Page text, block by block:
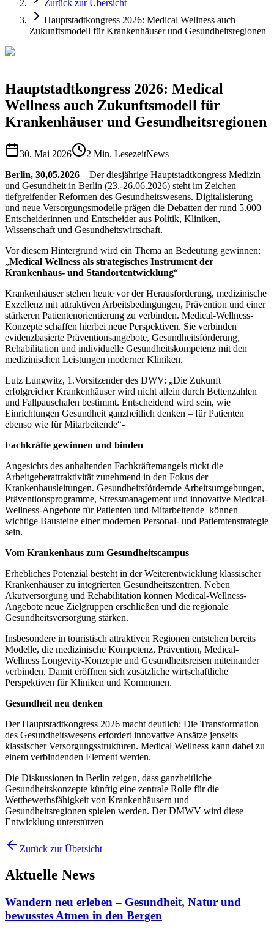
Zurück zur Übersicht
Hauptstadtkongress 2026: Medical Wellness auch
Zukunftsmodell für Krankenhäuser und Gesundheitsregionen
Hauptstadtkongress 2026: Medical
Wellness auch Zukunftsmodell für
Krankenhäuser und Gesundheitsregionen
30. Mai 2026 2 Min. LesezeitNews
Berlin, 30,05.2026 – Der diesjährige Hauptstadtkongress Medizin
und Gesundheit in Berlin (23.-26.06.2026) steht im Zeichen
tiefgreifender Reformen des Gesundheitswesens. Digitalisierung
und neue Versorgungsmodelle prägen die Debatten der rund 5.000
Entscheiderinnen und Entscheider aus Politik, Kliniken,
Wissenschaft und Gesundheitswirtschaft.
Vor diesem Hintergrund wird ein Thema an Bedeutung gewinnen:
„Medical Wellness als strategisches Instrument der
Krankenhaus- und Standortentwicklung“
Krankenhäuser stehen heute vor der Herausforderung, medizinische
Exzellenz mit attraktiven Arbeitsbedingungen, Prävention und einer
stärkeren Patientenorientierung zu verbinden. Medical-Wellness-
Konzepte schaffen hierbei neue Perspektiven. Sie verbinden
evidenzbasierte Präventionsangebote, Gesundheitsförderung,
Rehabilitation und individuelle Gesundheitskompetenz mit den
medizinischen Leistungen moderner Kliniken.
Lutz Lungwitz, 1.Vorsitzender des DWV: „Die Zukunft
erfolgreicher Krankenhäuser wird nicht allein durch Bettenzahlen
und Fallpauschalen bestimmt. Entscheidend wird sein, wie
Einrichtungen Gesundheit ganzheitlich denken – für Patienten
ebenso wie für Mitarbeitende“-
Fachkräfte gewinnen und binden
Angesichts des anhaltenden Fachkräftemangels rückt die
Arbeitgeberattraktivität zunehmend in den Fokus der
Krankenhausleitungen. Gesundheitsfördernde Arbeitsumgebungen,
Präventionsprogramme, Stressmanagement und innovative Medical-
Wellness-Angebote für Patienten und Mitarbeitende können
wichtige Bausteine einer modernen Personal- und Patiemtenstrategie
sein.
Vom Krankenhaus zum Gesundheitscampus
Erhebliches Potenzial besteht in der Weiterentwicklung klassischer
Krankenhäuser zu integrierten Gesundheitszentren. Neben
Akutversorgung und Rehabilitation können Medical-Wellness-
Angebote neue Zielgruppen erschließen und die regionale
Gesundheitsversorgung stärken.
Insbesondere in touristisch attraktiven Regionen entstehen bereits
Modelle, die medizinische Kompetenz, Prävention, Medical-
Wellness Longevity-Konzepte und Gesundheitsreisen miteinander
verbinden. Damit eröffnen sich zusätzliche wirtschaftliche
Perspektiven für Kliniken und Kommunen.
Gesundheit neu denken
Der Hauptstadtkongress 2026 macht deutlich: Die Transformation
des Gesundheitswesens erfordert innovative Ansätze jenseits
klassischer Versorgungsstrukturen. Medical Wellness kann dabei zu
einem verbindenden Element werden.
Die Diskussionen in Berlin zeigen, dass ganzheitliche
Gesundheitskonzepte künftig eine zentrale Rolle für die
Wettbewerbsfähigkeit von Krankenhäusern und
Gesundheitsregionen spielen werden. Der DMWV wird diese
Entwicklung unterstützen
Zurück zur Übersicht
Aktuelle News
Wandern neu erleben – Gesundheit, Natur und
bewusstes Atmen in den Bergen